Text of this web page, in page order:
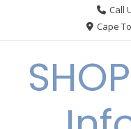
Call
Cape